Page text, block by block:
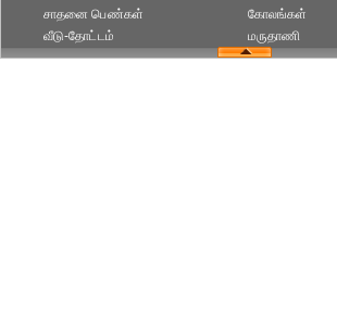
சாதனை பெண்கள்
வீடு-தோட்டம்
கோலங்கள்
மருதாணி